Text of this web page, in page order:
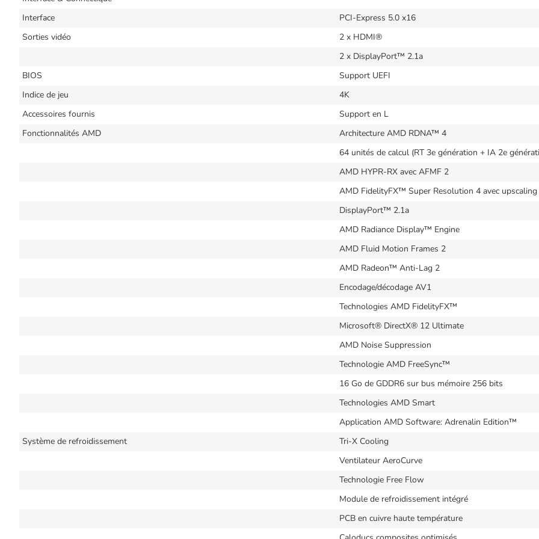
Interface
PCI-Express 5.0 x16
Sorties vidéo
2 x HDMI®
2 x DisplayPort™ 2.1a
BIOS
Support UEFI
Indice de jeu
4K
Accessoires fournis
Support en L
Fonctionnalités AMD
Architecture AMD RDNA™ 4
64 unités de calcul (RT 3e génération + IA 2e
AMD HYPR-RX avec AFMF 2
AMD FidelityFX™ Super Resolution 4 avec
DisplayPort™ 2.1a
AMD Radiance Display™ Engine
AMD Fluid Motion Frames 2
AMD Radeon™ Anti-Lag 2
Encodage/décodage AV1
Technologies AMD FidelityFX™
Microsoft® DirectX® 12 Ultimate
AMD Noise Suppression
Technologie AMD FreeSync™
16 Go de GDDR6 sur bus mémoire 256 bits
Technologies AMD Smart
Application AMD Software: Adrenalin Edition™
Système de refroidissement
Tri-X Cooling
Ventilateur AeroCurve
Technologie Free Flow
Module de refroidissement intégré
PCB en cuivre haute température